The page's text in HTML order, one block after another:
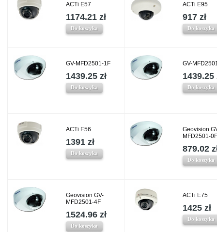
ACTi E57
1174.21 zł
Do koszyka
ACTi E95
917 zł
Do koszyka
GV-MFD2501-1F
1439.25 zł
Do koszyka
GV-
1439.25
Do koszyka
ACTi E56
1391 zł
Do koszyka
Geovision
MFD2501-0F
879.02
Do koszyka
Geovision GV-
MFD2501-4F
1524.96 zł
Do koszyka
ACTi E75
1425 zł
Do koszyka